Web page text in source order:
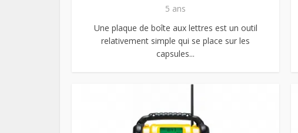
5 ans
Une plaque de boîte aux lettres est un outil
relativement simple qui se place sur les
capsules...